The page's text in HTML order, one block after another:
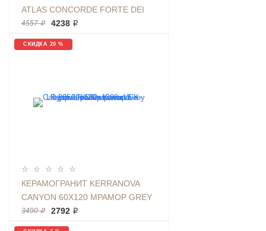
ATLAS CONCORDE FORTE DEI
MARMI OMBRA DI CARAVAGGIO
RETT CER ЧЕРНЫЙ КАМЕНЬ |
610015000660
4557 ₽ 4238 ₽
СКИДКА 20 %
КЕРАМОГРАНИТ KERRANOVA
CANYON 60Х120 МРАМОР GREY
LR | ФОН ПОЛИРОВАННЫЙ K-
905/LR/600X1200X11
3490 ₽ 2792 ₽